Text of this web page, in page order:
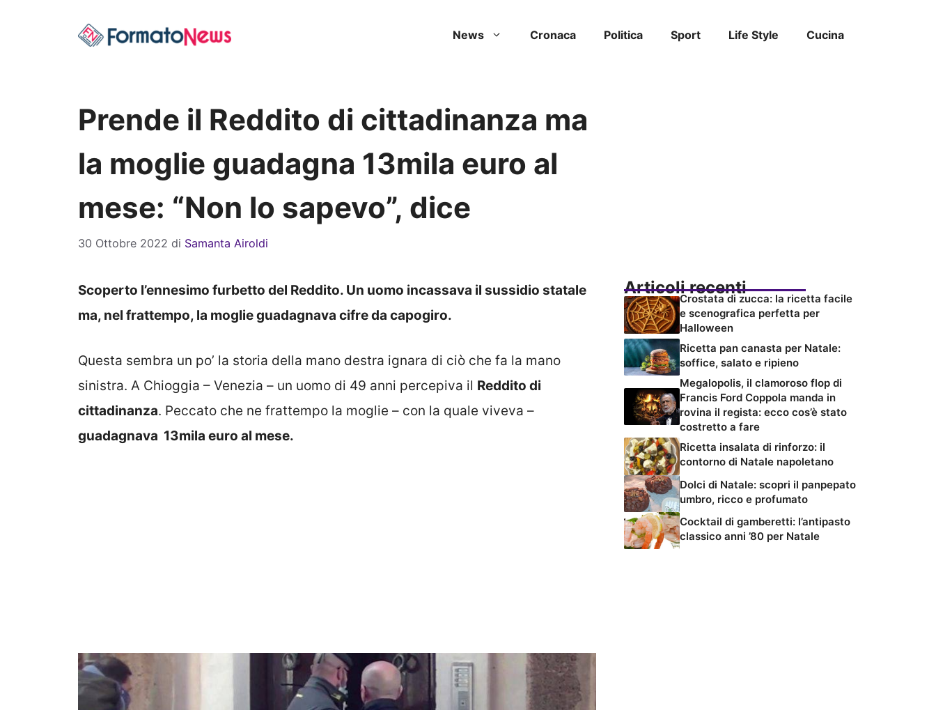
News Cronaca Politica Sport Life Style Cucina
Prende il Reddito di cittadinanza ma
la moglie guadagna 13mila euro al
mese: “Non lo sapevo”, dice
30 Ottobre 2022 di Samanta Airoldi
Scoperto l’ennesimo furbetto del Reddito. Un uomo incassava il sussidio statale
ma, nel frattempo, la moglie guadagnava cifre da capogiro.
Questa sembra un po’ la storia della mano destra ignara di ciò che fa la mano
sinistra. A Chioggia – Venezia – un uomo di 49 anni percepiva il Reddito di
cittadinanza. Peccato che ne frattempo la moglie – con la quale viveva –
guadagnava 13mila euro al mese.
Articoli recenti
Crostata di zucca: la ricetta facile
e scenografica perfetta per
Halloween
Ricetta pan canasta per Natale:
soffice, salato e ripieno
Megalopolis, il clamoroso flop di
Francis Ford Coppola manda in
rovina il regista: ecco cos’è stato
costretto a fare
Ricetta insalata di rinforzo: il
contorno di Natale napoletano
Dolci di Natale: scopri il panpepato
umbro, ricco e profumato
Cocktail di gamberetti: l’antipasto
classico anni ’80 per Natale